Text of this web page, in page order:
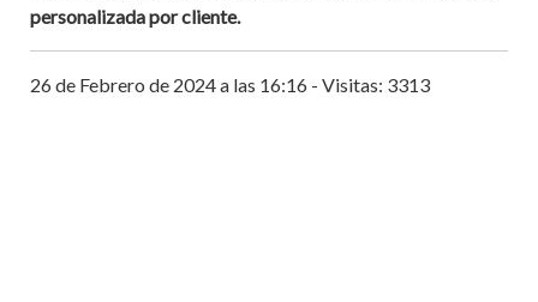
personalizada por cliente.
26 de Febrero de 2024 a las 16:16 - Visitas: 3313